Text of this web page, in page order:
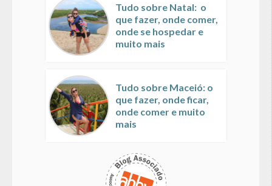
Tudo sobre Natal: o
que fazer, onde comer,
onde se hospedar e
muito mais
Tudo sobre Maceió: o
que fazer, onde ficar,
onde comer e muito
mais